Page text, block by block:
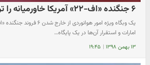
۶ جنگنده «اف-۲۲» آمریکا خاورمیانه را ترک کردند
امارات و استقرار آن‌ها در یک پایگاه…
۱۳ بهمن ۱۳۹۸ | ۱۹:۴۵